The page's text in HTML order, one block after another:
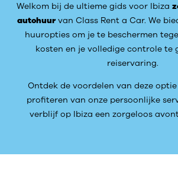
Welkom bij de ultieme gids voor Ibiza
autohuurvan Class Rent a Car. We
huuropties om je te beschermen
kosten en je volledige controle te
reiservaring.
Ontdek de voordelen van deze
profiteren van onze persoonlijke
verblijf op Ibiza een zorgeloos